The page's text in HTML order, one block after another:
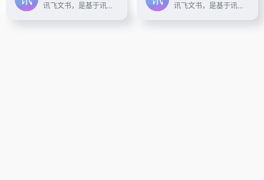
讯飞文书，是基于讯飞星火大模型进行文书数据定制训练，面向文书写作群体推出的一款AI材料写作平台。 提供素材筹备、稿件撰写、审稿核稿全流程的功能辅助，为材料撰稿人进行写作提效；持续探索事务性工作场景下的高频诉求， 推出录音智记、以稿写稿等功能，致力于让相关人群大幅节约精力，工作更高效，生活更美好 讯飞文书，是基于讯飞星火大模型进行文书数据定制训练，面向文书写作群体推出的一款AI材料写作平台。 提供素材筹备、稿件撰写、审稿核稿全流程的功能辅助，为材料撰稿人进行写作提效；持续探索事务性工作场景下的高频诉求， 推出录音智记、以稿写稿等功能，致力于让相关人群大幅节约精力，工作更高效，生活更美好